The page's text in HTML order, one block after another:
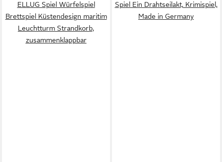
ELLUG Spiel Würfelspiel
Brettspiel Küstendesign maritim
Leuchtturm Strandkorb,
zusammenklappbar
Spiel Ein Drahtseilakt, Krimispiel,
Made in Germany